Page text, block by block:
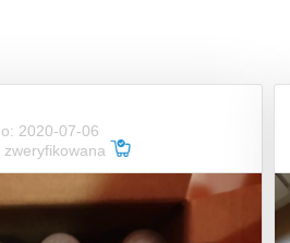
2020-07-06
zweryfikowana